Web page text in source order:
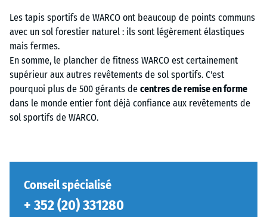
Les tapis sportifs de WARCO ont beaucoup de points communs
avec un sol forestier naturel : ils sont légèrement élastiques
mais fermes.
En somme, le plancher de fitness WARCO est certainement
supérieur aux autres revêtements de sol sportifs. C'est
pourquoi plus de 500 gérants de centres de remise en forme
dans le monde entier font déjà confiance aux revêtements de
sol sportifs de WARCO.
Conseil spécialisé
+ 352 (20) 331280